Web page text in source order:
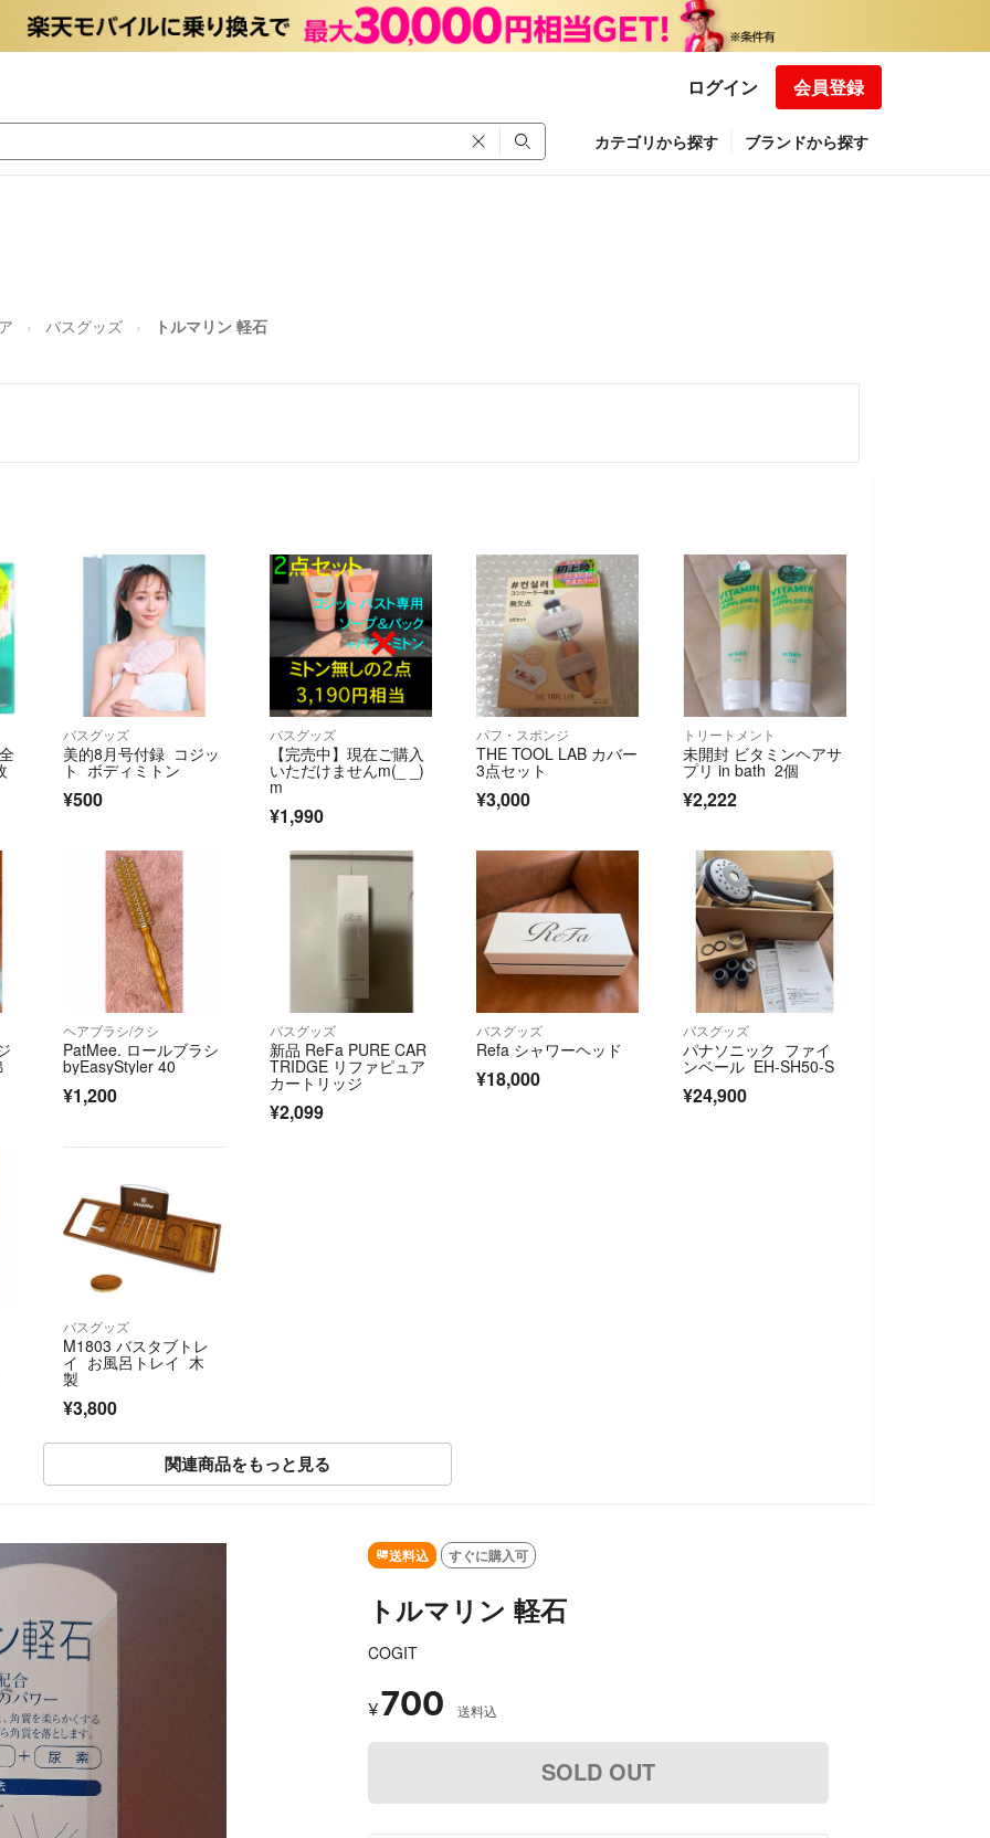
ログイン 会員登録
カテゴリから探す ブランドから探す
バスグッズ トルマリン 軽石
バスグッズ
美的8月号付録 コジッ
ト ボディミトン
¥500
バスグッズ
【完売中】現在ご購入
いただけませんm(_ _)
m
¥1,990
パフ・スポンジ
THE TOOL LAB カバー
3点セット
¥3,000
トリートメント
未開封 ビタミンヘアサ
プリ in bath 2個
¥2,222
ヘアブラシ/クシ
PatMee. ロールブラシ
byEasyStyler 40
¥1,200
バスグッズ
新品 ReFa PURE CAR
TRIDGE リファピュア
カートリッジ
¥2,099
バスグッズ
Refa シャワーヘッド
¥18,000
バスグッズ
パナソニック ファイ
ンベール EH-SH50-S
¥24,900
バスグッズ
M1803 バスタブトレ
イ お風呂トレイ 木
製
¥3,800
関連商品をもっと見る
送料込 すぐに購入可
トルマリン 軽石
COGIT
¥700 送料込
SOLD OUT